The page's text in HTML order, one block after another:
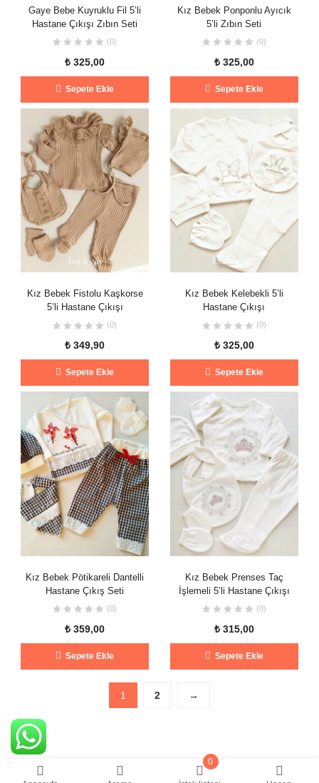
0
Gaye Bebe Kuyruklu Fil 5’li
Hastane Çıkışı Zıbın Seti
(0)
₺ 325,00
Sepete Ekle
Kız Bebek Ponponlu Ayıcık
5’li Zıbın Seti
(0)
₺325,00
Sepete Ekle
Kız Bebek Fistolu Kaşkorse
5’li Hastane Çıkışı
(0)
₺ 349,90
Sepete Ekle
Kız Bebek Kelebekli 5’li
Hastane Çıkışı
(0)
₺325,00
Sepete Ekle
Kız Bebek Pötikareli Dantelli
Hastane Çıkış Seti
(0)
₺ 359,00
Sepete Ekle
Kız Bebek Prenses Taç
İşlemeli 5’li Hastane Çıkışı
(0)
₺315,00
Sepete Ekle
1 2 →